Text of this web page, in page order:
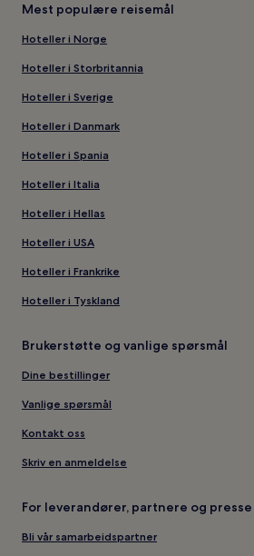
Mest populære reisemål
Hoteller i Norge
Hoteller i Storbritannia
Hoteller i Sverige
Hoteller i Danmark
Hoteller i Spania
Hoteller i Italia
Hoteller i Hellas
Hoteller i USA
Hoteller i Frankrike
Hoteller i Tyskland
Brukerstøtte og vanlige spørsmål
Dine bestillinger
Vanlige spørsmål
Kontakt oss
Skriv en anmeldelse
For leverandører, partnere og presse
Bli vår samarbeidspartner